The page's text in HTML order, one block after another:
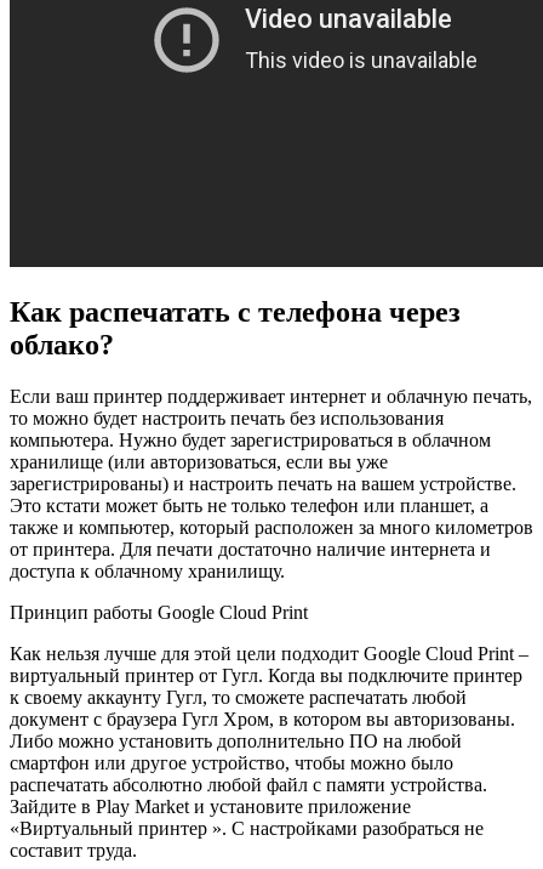
Как распечатать с телефона через
облако?
Если ваш принтер поддерживает интернет и облачную печать,
то можно будет настроить печать без использования
компьютера. Нужно будет зарегистрироваться в облачном
хранилище (или авторизоваться, если вы уже
зарегистрированы) и настроить печать на вашем устройстве.
Это кстати может быть не только телефон или планшет, а
также и компьютер, который расположен за много километров
от принтера. Для печати достаточно наличие интернета и
доступа к облачному хранилищу.
Принцип работы Google Cloud Print
Как нельзя лучше для этой цели подходит Google Cloud Print –
виртуальный принтер от Гугл. Когда вы подключите принтер
к своему аккаунту Гугл, то сможете распечатать любой
документ с браузера Гугл Хром, в котором вы авторизованы.
Либо можно установить дополнительно ПО на любой
смартфон или другое устройство, чтобы можно было
распечатать абсолютно любой файл с памяти устройства.
Зайдите в Play Market и установите приложение
«Виртуальный принтер ». С настройками разобраться не
составит труда.